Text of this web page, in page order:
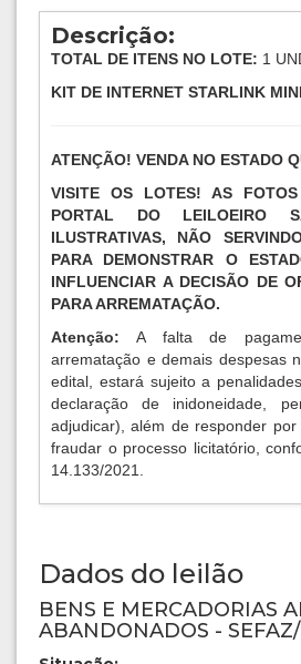
Descrição:
TOTAL DE ITENS NO LOTE: 1
KIT DE INTERNET STARLINK
ATENÇÃO! VENDA NO ESTADO
VISITE OS LOTES! AS
PORTAL DO LEILOEIRO
ILUSTRATIVAS, NÃO
PARA DEMONSTRAR O
INFLUENCIAR A DECISÃO DE
PARA ARREMATAÇÃO.
Atenção:A falta de
arrematação e demais despesas
edital, estará sujeito a
declaração de inidoneidade,
adjudicar), além de responder
fraudar o processo licitatório,
14.133/2021.
Dados do leilão
BENS E MERCADORIAS
ABANDONADOS -